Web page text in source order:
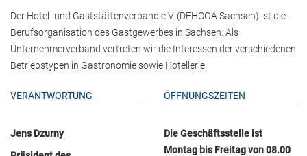
Der Hotel- und Gaststättenverband e.V. (DEHOGA Sachsen) ist die
Berufsorganisation des Gastgewerbes in Sachsen. Als
Unternehmerverband vertreten wir die Interessen der verschiedenen
Betriebstypen in Gastronomie sowie Hotellerie.
VERANTWORTUNG
Jens Dzurny
ÖFFNUNGSZEITEN
Die Geschäftsstelle ist
Montag bis Freitag von 08.00